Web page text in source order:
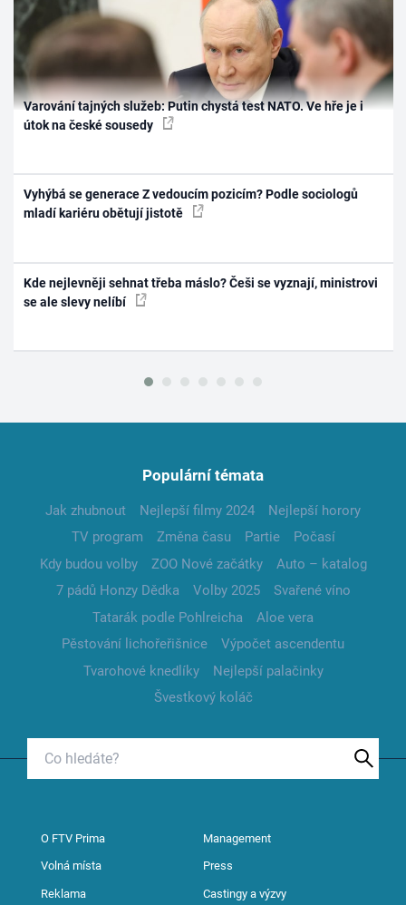
Varování tajných služeb: Putin chystá test NATO. Ve hře je i
útok na české sousedy
Vyhýbá se generace Z vedoucím pozicím? Podle sociologů
mladí kariéru obětují jistotě
Kde nejlevněji sehnat třeba máslo? Češi se vyznají, ministrovi
se ale slevy nelíbí
Populární témata
Jak zhubnout Nejlepší filmy 2024
Nejlepší horory
TV program
Změna času Partie
Počasí
Kdy budou volby
ZOO Nové začátky
Auto – katalog
7 pádů Honzy Dědka
Volby 2025
Svařené víno
Tatarák podle Pohlreicha
Aloe vera
Pěstování lichořeřišnice
Výpočet ascendentu
Tvarohové knedlíky
Nejlepší palačinky
Švestkový koláč
O FTV Prima Management
Volná místa Press
Reklama Castingy a výzvy